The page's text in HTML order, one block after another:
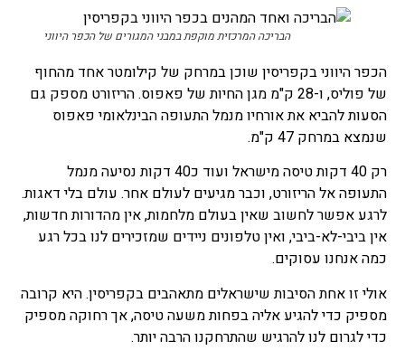
הבריכה המרכזית מוקפת במבני המגורים של הכפר היווני
הכפר היווני בקפריסין שוכן במרחק של קילומטר אחד מהחוף
של פוליס, ו-28 ק"מ מגן החיות של פאפוס. הריזורט מספק גם
הסעות להביא את אורחיו מנמל התעופה הבינלאומי פאפוס
שנמצא במרחק 47 ק"מ.
רק 40 דקות טיסה מישראל ועוד כ40 דקות נסיעה מנמל
התעופה אל הריזורט, וכבר מגיעים לעולם אחר. עולם בלי דאגות.
לרגע אפשר לחשוב שאין בעולם מלחמות, אין מהדורות חדשות,
אין ביבי-לא-ביבי, ואין טלפונים ניידים שמזכירים לנו בכל רגע
כמה אנחנו עסוקים.
אולי זו אחת הסיבות שישראלים מתאהבים בקפריסין. היא קרובה
מספיק כדי להגיע אליה בפחות משעה טיסה, אך רחוקה מספיק
כדי לגרום לנו להרגיש שהתרחקנו הרבה יותר.